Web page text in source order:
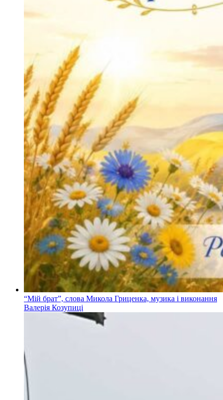
“Мій брат”, слова Микола Гриценка, музика і виконання
Валерія Козупиці